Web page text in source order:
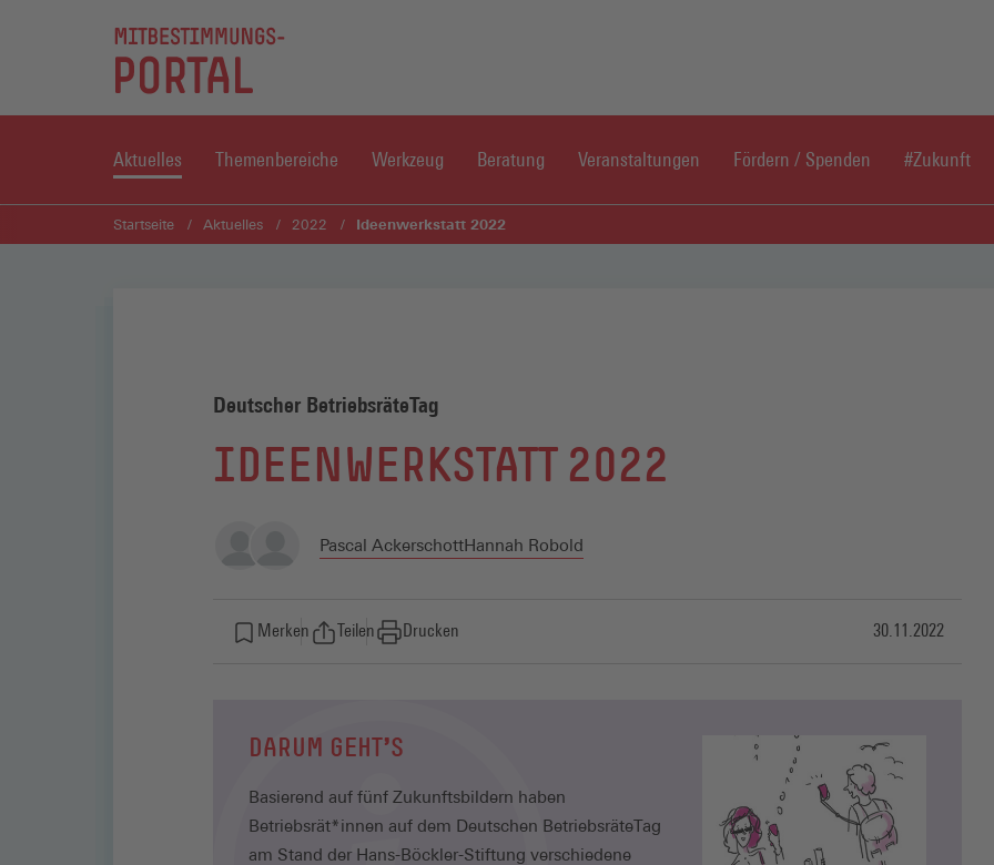
Aktuelles Themenbereiche Werkzeug Beratung Veranstaltungen Fördern / Spenden #Zukunft
Startseite Aktuelles 2022 Ideenwerkstatt 2022
Deutscher BetriebsräteTag
IDEENWERKSTATT 2022
Pascal AckerschottHannah Robold
Merken Teilen Drucken 30.11.2022
DARUM GEHT'S
Basierend auf fünf Zukunftsbildern haben
Betriebsrät*innen auf dem Deutschen BetriebsräteTag
am Stand der Hans-Böckler-Stiftung verschiedene